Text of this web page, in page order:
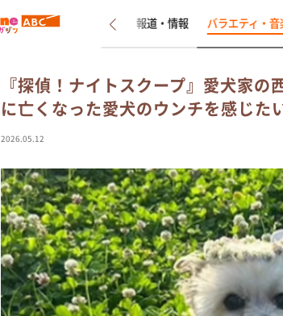
新着 インタビュー 報道・情報 バラエティ・音
『探偵！ナイトスクープ』愛犬家
に亡くなった愛犬のウンチを感じた
2026.05.12